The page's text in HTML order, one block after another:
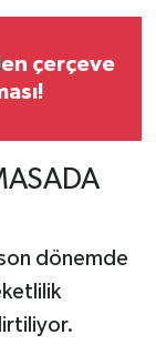
çerçeve
dönemde